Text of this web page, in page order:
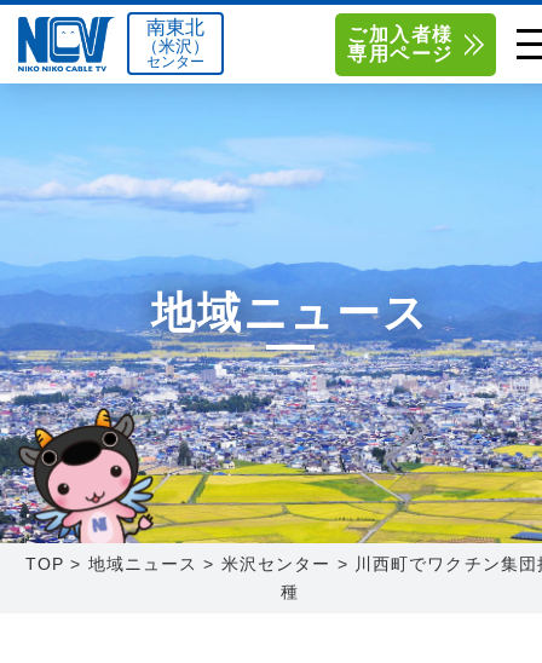
南東北センター（福島）
函館センター 0138-34-2525
新潟センター 025-210-1200
単品料金
お得なセットプラン
料金シミュレーション
サポート
Q&A
センター情報
〒992-0044
山形県米沢市春日四丁目2-75
0238-24-2525
営業時間 9:00～18:00
南東北センター(福島)
〒960-8252
福島県福島市御山字一本松17-1-
1
0120-173-577
営業時間 9:15～18:00
南東北
（米沢）
センター
ご加入者様
専用ページ
地域ニュース
TOP > 地域ニュース > 米沢センター > 川西町でワクチン集団
種